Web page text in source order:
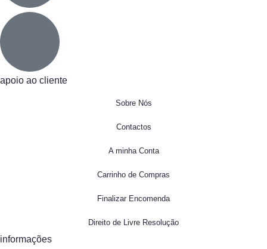
apoio ao cliente
Sobre Nós
Contactos
A minha Conta
Carrinho de Compras
Finalizar Encomenda
Direito de Livre Resolução
informações